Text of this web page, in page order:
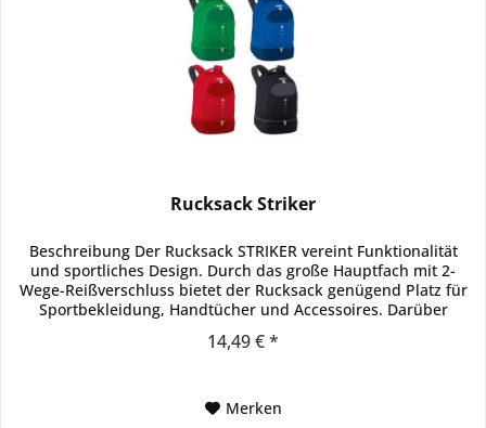
Rucksack Striker
Beschreibung Der Rucksack STRIKER vereint Funktionalität
und sportliches Design. Durch das große Hauptfach mit 2-
Wege-Reißverschluss bietet der Rucksack genügend Platz für
Sportbekleidung, Handtücher und Accessoires. Darüber
14,49 € *
Merken